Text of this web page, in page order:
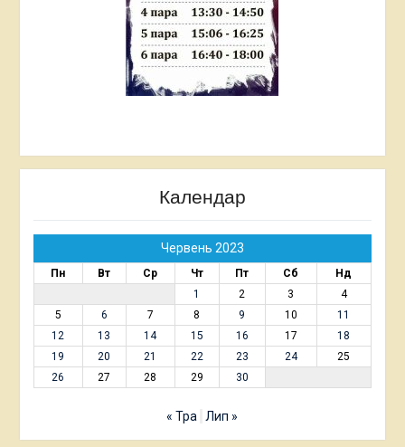
Календар
Червень 2023
Пн Вт Ср Чт Пт Сб
Нд
1
2 3
4
5
6 7 8 9 10
11
12
13 14 15 16 17
18
19
20 21 22 23 24
25
26
27 28 29 30
« Тра Лип »